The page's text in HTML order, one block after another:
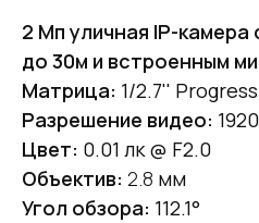
2 Мп уличная IP-камера
до 30м и встроенным
Матрица: 1/2.7''
Разрешение видео:
Цвет: 0.01 лк @ F2.0
Объектив: 2.8 мм
Угол обзора: 112.1°